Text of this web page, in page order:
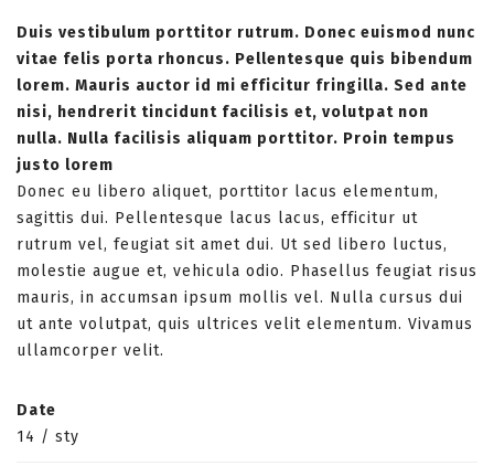
Duis vestibulum porttitor rutrum. Donec euismod nunc
vitae felis porta rhoncus. Pellentesque quis bibendum
lorem. Mauris auctor id mi efficitur fringilla. Sed ante
nisi, hendrerit tincidunt facilisis et, volutpat non
nulla. Nulla facilisis aliquam porttitor. Proin tempus
justo lorem
Donec eu libero aliquet, porttitor lacus elementum,
sagittis dui. Pellentesque lacus lacus, efficitur ut
rutrum vel, feugiat sit amet dui. Ut sed libero luctus,
molestie augue et, vehicula odio. Phasellus feugiat risus
mauris, in accumsan ipsum mollis vel. Nulla cursus dui
ut ante volutpat, quis ultrices velit elementum. Vivamus
ullamcorper velit.
Date
14 / sty